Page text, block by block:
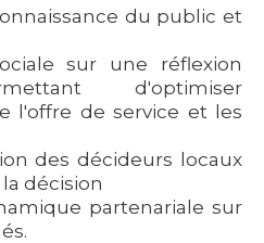
du public et
sur une réflexion
d'optimiser
l'offre de service et les
des décideurs locaux
décision
partenariale sur